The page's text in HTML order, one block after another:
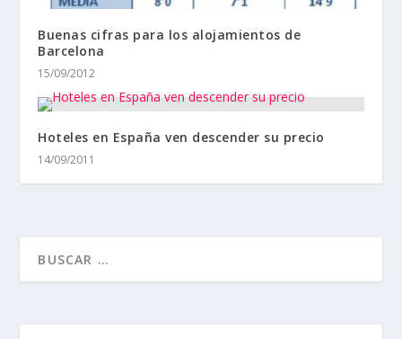
Buenas cifras para los alojamientos de
Barcelona
15/09/2012
Hoteles en España ven descender su precio
14/09/2011